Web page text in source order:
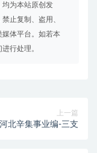
均为本站原创发
止复制、盗用、
媒体平台。如若本
行处理。
上一篇
北辛集事业编-三支